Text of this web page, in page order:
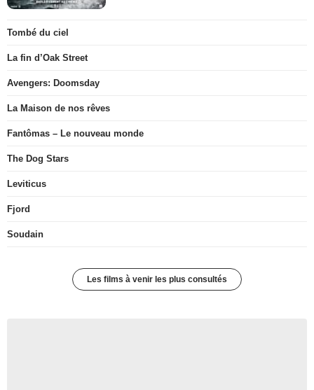
Tombé du ciel
La fin d’Oak Street
Avengers: Doomsday
La Maison de nos rêves
Fantômas – Le nouveau monde
The Dog Stars
Leviticus
Fjord
Soudain
Les films à venir les plus consultés